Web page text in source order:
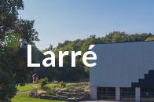
Larré